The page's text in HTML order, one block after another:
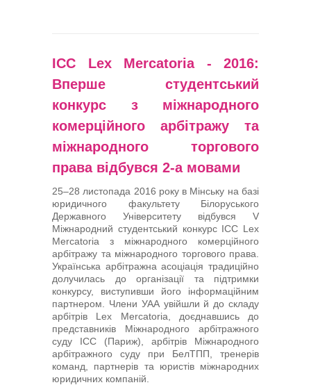
ICC Lex Mercatoria - 2016:
Вперше студентський
конкурс з міжнародного
комерційного арбітражу та
міжнародного торгового
права відбувся 2-а мовами
25–28 листопада 2016 року в Мінську на базі
юридичного факультету Білоруського
Державного Університету відбувся V
Міжнародний студентський конкурс ICC Lex
Mercatoria з міжнародного комерційного
арбітражу та міжнародного торгового права.
Українська арбітражна асоціація традиційно
долучилась до організації та підтримки
конкурсу, виступивши його інформаційним
партнером. Члени УАА увійшли й до складу
арбітрів Lex Mercatoria, доєднавшись до
представників Міжнародного арбітражного
суду ICC (Париж), арбітрів Міжнародного
арбітражного суду при БелТПП, тренерів
команд, партнерів та юристів міжнародних
юридичних компаній.